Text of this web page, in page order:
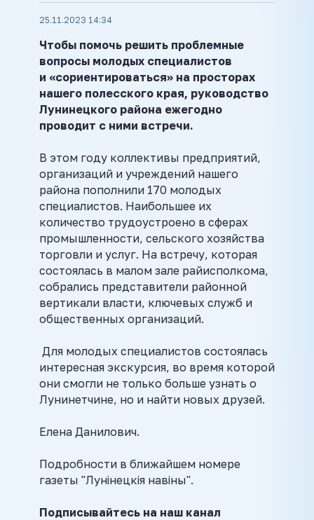
25.11.2023 14:34
Чтобы помочь решить проблемные
вопросы молодых специалистов
и «сориентироваться» на просторах
нашего полесского края, руководство
Лунинецкого района ежегодно
проводит с ними встречи.
В этом году коллективы предприятий,
организаций и учреждений нашего
района пополнили 170 молодых
специалистов. Наибольшее их
количество трудоустроено в сферах
промышленности, сельского хозяйства
торговли и услуг. На встречу, которая
состоялась в малом зале райисполкома,
собрались представители районной
вертикали власти, ключевых служб и
общественных организаций.
Для молодых специалистов состоялась
интересная экскурсия, во время которой
они смогли не только больше узнать о
Лунинетчине, но и найти новых друзей.
Елена Данилович.
Подробности в ближайшем номере
газеты "Лунінецкія навіны".
Подписывайтесь на наш канал